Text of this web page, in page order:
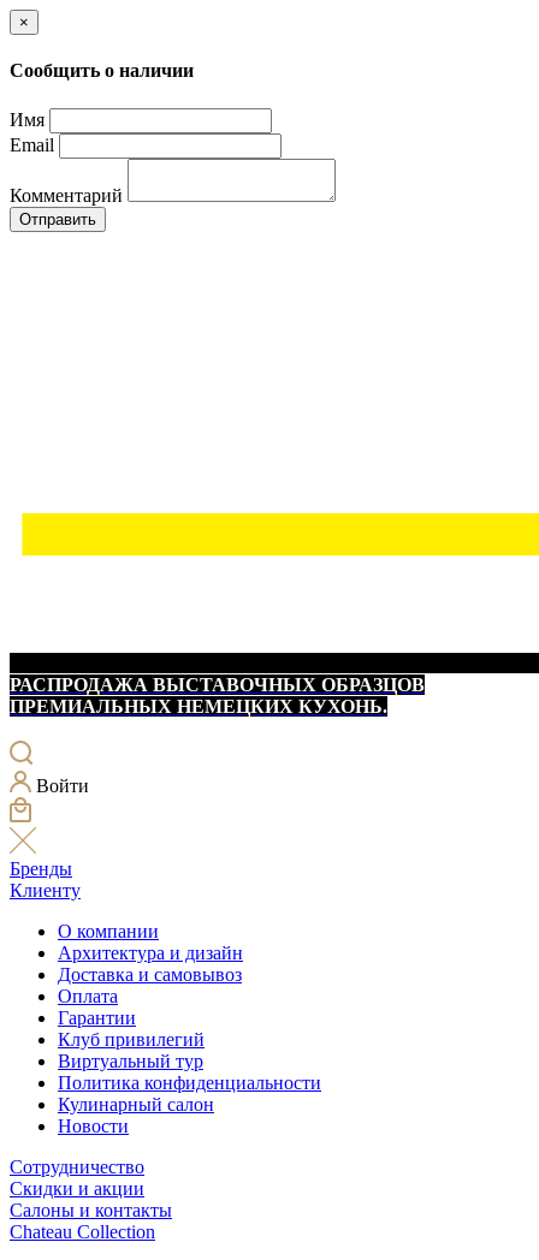
×
Сообщить о наличии
Имя
Email
Комментарий
Отправить
РАСПРОДАЖА ВЫСТАВОЧНЫХ ОБРАЗЦОВ
ПРЕМИАЛЬНЫХ НЕМЕЦКИХ КУХОНЬ.
Войти
Бренды
Клиенту
О компании
Архитектура и дизайн
Доставка и самовывоз
Оплата
Гарантии
Клуб привилегий
Виртуальный тур
Политика конфиденциальности
Кулинарный салон
Новости
Сотрудничество
Скидки и акции
Салоны и контакты
Chateau Collection